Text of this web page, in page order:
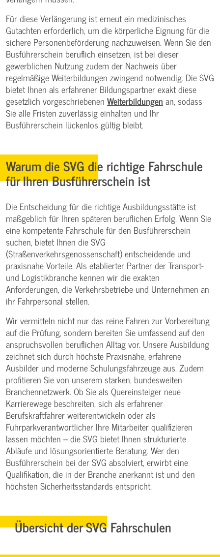
Für diese Verlängerung ist erneut ein medizinisches
Gutachten erforderlich, um die körperliche Eignung für die
sichere Personenbeförderung nachzuweisen. Wenn Sie den
Busführerschein beruflich einsetzen, ist bei dieser
gewerblichen Nutzung zudem der Nachweis über
regelmäßige Weiterbildungen zwingend notwendig. Die SVG
bietet Ihnen als erfahrener Bildungspartner exakt diese
gesetzlich vorgeschriebenen Weiterbildungen an, sodass
Sie alle Fristen zuverlässig einhalten und Ihr
Busführerschein lückenlos gültig bleibt.
Warum die SVG die richtige Fahrschule
für Ihren Busführerschein ist
Die Entscheidung für die richtige Ausbildungsstätte ist
maßgeblich für Ihren späteren beruflichen Erfolg. Wenn Sie
eine kompetente Fahrschule für den Busführerschein
suchen, bietet Ihnen die SVG
(Straßenverkehrsgenossenschaft) entscheidende und
praxisnahe Vorteile. Als etablierter Partner der Transport-
und Logistikbranche kennen wir die exakten
Anforderungen, die Verkehrsbetriebe und Unternehmen an
ihr Fahrpersonal stellen.
Wir vermitteln nicht nur das reine Fahren zur Vorbereitung
auf die Prüfung, sondern bereiten Sie umfassend auf den
anspruchsvollen beruflichen Alltag vor. Unsere Ausbildung
zeichnet sich durch höchste Praxisnähe, erfahrene
Ausbilder und moderne Schulungsfahrzeuge aus. Zudem
profitieren Sie von unserem starken, bundesweiten
Branchennetzwerk. Ob Sie als Quereinsteiger neue
Karrierewege beschreiten, sich als erfahrener
Berufskraftfahrer weiterentwickeln oder als
Fuhrparkverantwortlicher Ihre Mitarbeiter qualifizieren
lassen möchten – die SVG bietet Ihnen strukturierte
Abläufe und lösungsorientierte Beratung. Wer den
Busführerschein bei der SVG absolviert, erwirbt eine
Qualifikation, die in der Branche anerkannt ist und den
höchsten Sicherheitsstandards entspricht.
Übersicht der SVG Fahrschulen